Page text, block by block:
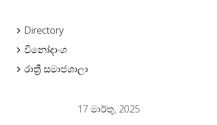
Directory
විනෝදාංශ
රාත්‍රී සමාජශාලා
17 මාර්තු, 2025